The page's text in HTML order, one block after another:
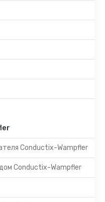
Conductix-Wampfler
Conductix-Wampfler